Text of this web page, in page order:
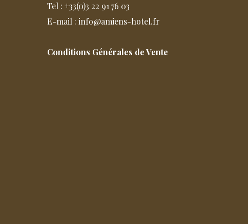
Tel : +33(0)3 22 91 76 03
E-mail : info@amiens-hotel.fr
Conditions Générales de Vente